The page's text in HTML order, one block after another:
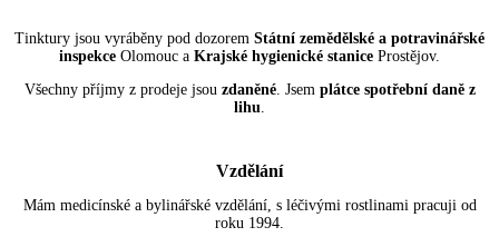
Tinktury jsou vyráběny pod dozorem Státní zemědělské a potravinářské
inspekce Olomouc a Krajské hygienické stanice Prostějov.
Všechny příjmy z prodeje jsou zdaněné. Jsem plátce spotřební daně z
lihu.
Vzdělání
Mám medicínské a bylinářské vzdělání, s léčivými rostlinami pracuji od
roku 1994.